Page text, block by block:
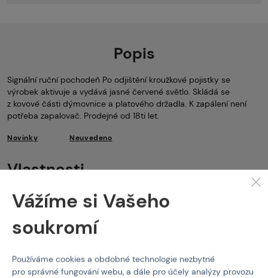
Popis
Signální ruční pochodeň Po odjištění kroužkové pojistky se
výrobek aktivuje a vydává jasné červené světlo. Skládá se
z kovové části dýmovnice a platového držadla. K zapálení není
potřeba zapalovač. Prodejné od 18ti let.
Novinky Neuvedeno
Vlastnosti
Kód produktu
PROČ NAKUPOVAT U NÁS?
Vážíme si Vašeho
soukromí
Používáme cookies a obdobné technologie nezbytné
pro správné fungování webu, a dále pro účely analýzy provozu